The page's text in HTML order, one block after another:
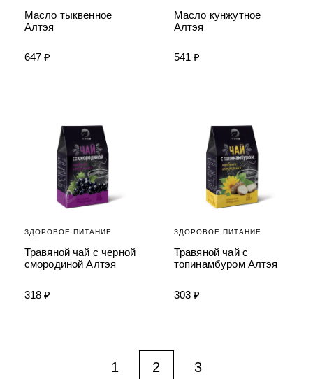
Масло тыквенное
Алтэя
647 ₽
Масло кунжутное
Алтэя
541 ₽
ЗДОРОВОЕ ПИТАНИЕ
Травяной чай с черной
смородиной Алтэя
318 ₽
ЗДОРОВОЕ ПИТАНИЕ
Травяной чай с
топинамбуром Алтэя
303 ₽
1 2 3